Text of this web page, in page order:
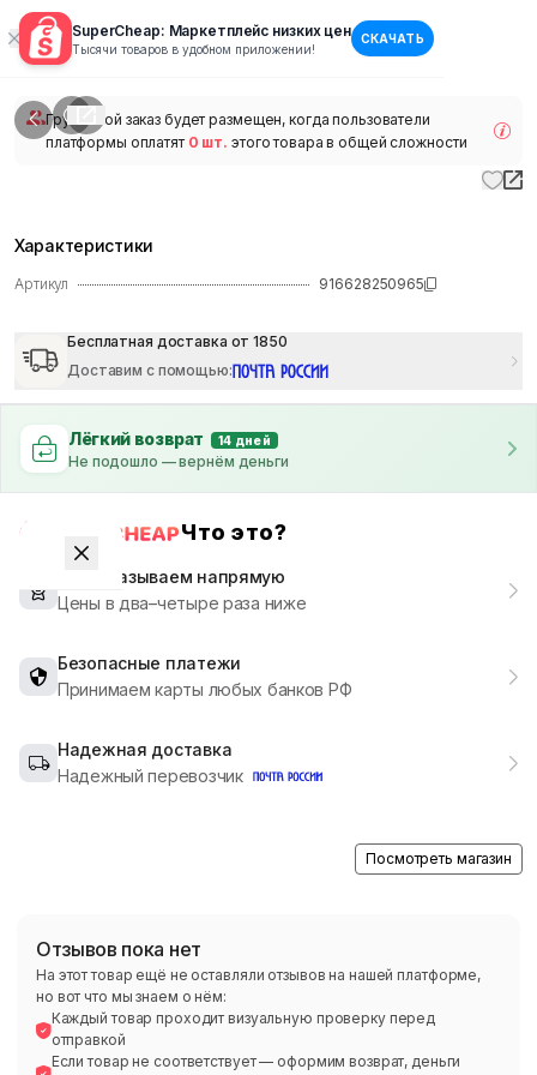
SuperCheap: Маркетплейс низких цен
Тысячи товаров в удобном приложении!
СКАЧАТЬ
1/
Групповой заказ будет размещен, когда пользователи
платформы оплатят 0 шт. этого товара в общей сложности
Характеристики
Артикул 916628250965
Бесплатная доставка от 1850
Доставим с помощью:
Лёгкий возврат 14 дней
Не подошло — вернём деньги
Что это?
Мы заказываем напрямую
Цены в два–четыре раза ниже
Безопасные платежи
Принимаем карты любых банков РФ
Надежная доставка
Надежный перевозчик
Посмотреть магазин
Отзывов пока нет
На этот товар ещё не оставляли отзывов на нашей платформе,
но вот что мы знаем о нём:
Каждый товар проходит визуальную проверку перед
отправкой
Если товар не соответствует — оформим возврат, деньги